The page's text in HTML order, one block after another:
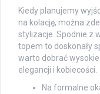
Kiedy planujemy
na kolację, można
stylizacje. Spodnie z
topem to doskonały
warto dobrać
elegancji i kobiecości.
Na formalne